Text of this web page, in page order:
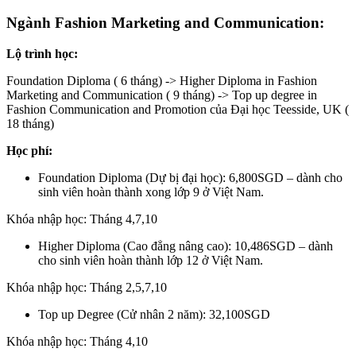
Ngành Fashion Marketing and Communication:
Lộ trình học:
Foundation Diploma ( 6 tháng) -> Higher Diploma in Fashion
Marketing and Communication ( 9 tháng) -> Top up degree in
Fashion Communication and Promotion của Đại học Teesside, UK (
18 tháng)
Học phí:
Foundation Diploma (Dự bị đại học): 6,800SGD – dành cho
sinh viên hoàn thành xong lớp 9 ở Việt Nam.
Khóa nhập học: Tháng 4,7,10
Higher Diploma (Cao đẳng nâng cao): 10,486SGD – dành
cho sinh viên hoàn thành lớp 12 ở Việt Nam.
Khóa nhập học: Tháng 2,5,7,10
Top up Degree (Cử nhân 2 năm): 32,100SGD
Khóa nhập học: Tháng 4,10